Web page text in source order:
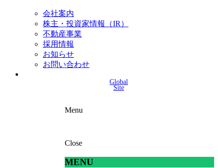
会社案内
株主・投資家情報（IR）
不動産事業
採用情報
お知らせ
お問い合わせ
Global
Site
Menu
Close
MENU